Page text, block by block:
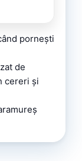
pornești
de
cereri și